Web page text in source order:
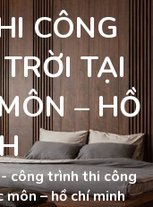
CÔNG
TẠI
– HỒ
công trình thi công
– hồ chí minh